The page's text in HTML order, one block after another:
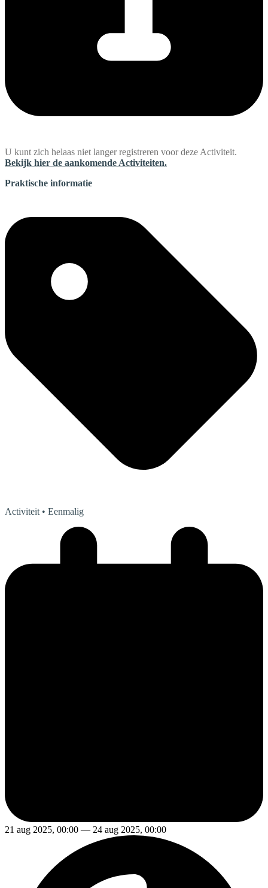
U kunt zich helaas niet langer registreren voor deze Activiteit.
Bekijk hier de aankomende Activiteiten.
Praktische informatie
Activiteit • Eenmalig
21 aug 2025, 00:00 — 24 aug 2025, 00:00